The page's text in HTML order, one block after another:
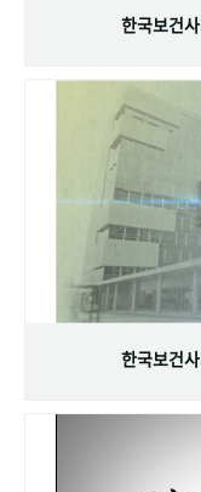
VR 역사관
한국보건
한국보건